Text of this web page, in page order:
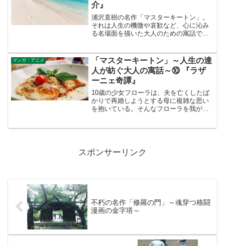
介』
浦沢直樹の名作「マスターキートン」。
それは人生の機微や哀歓など、心に沁み
る名場面を描いた大人のための寓話であ
語は、きっとあなたの心に深い余韻を残
すだろう。
マンガ・アニメ
「マスターキートン」～人生の達
人が紡ぐ大人の寓話～⑩ 『ラザ
ーニェ奇譚』
10歳の少女フローラは、夫を亡くしたば
かりで再婚しようとする母に複雑な思い
を抱いている。そんなフローラを我が物
スポンサーリンク
不朽の名作「修羅の門」～魂穿つ格闘
漫画の金字塔～